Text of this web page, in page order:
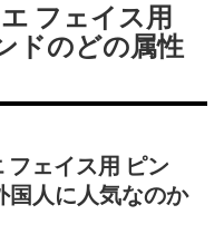
フェイス用
ドのどの属性
フェイス用 ピン
国人に人気なのか